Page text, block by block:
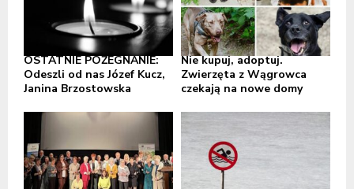
OSTATNIE POŻEGNANIE:
Odeszli od nas Józef Kucz,
Janina Brzostowska
Nie kupuj, adoptuj.
Zwierzęta z Wągrowca
czekają na nowe domy